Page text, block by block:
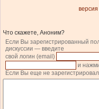
Что скажете, Аноним?
Если Вы зарегистрированный
дискуссии — введите
свой логин (email)
и
Если Вы еще не